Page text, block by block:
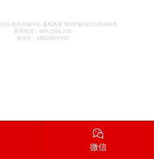
防水补漏中心 版权所有 鲁ICP备2023028480号
联系电话：400-1566-200
微信号：19528007550
微信